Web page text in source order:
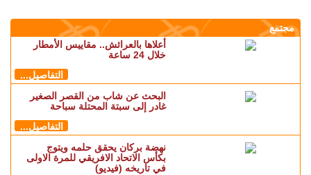
مجتمع
أعلاها بالعرائش.. مقاييس الأمطار
خلال 24 ساعة
التفاصيل...
البحث عن شاب من القصر الصغير
غادر إلى سبتة المحتلة سباحة
التفاصيل...
نهضة بركان يحقق حلمه ويتوج
بكأس الاتحاد الافريقي للمرة الاولى
في تاريخه (فيديو)